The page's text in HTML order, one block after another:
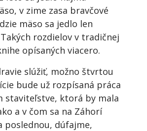
v zime zasa bravčové
mäso sa jedlo len
rozdielov v tradičnej
opísaných viacero.
slúžiť, možno štvrtou
bude už rozpísaná práca
staviteľstve, ktorá by mala
a v čom sa na Záhorí
poslednou, dúfajme,